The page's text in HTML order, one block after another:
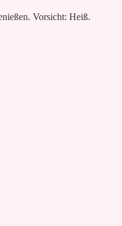
Vorsicht: Heiß.